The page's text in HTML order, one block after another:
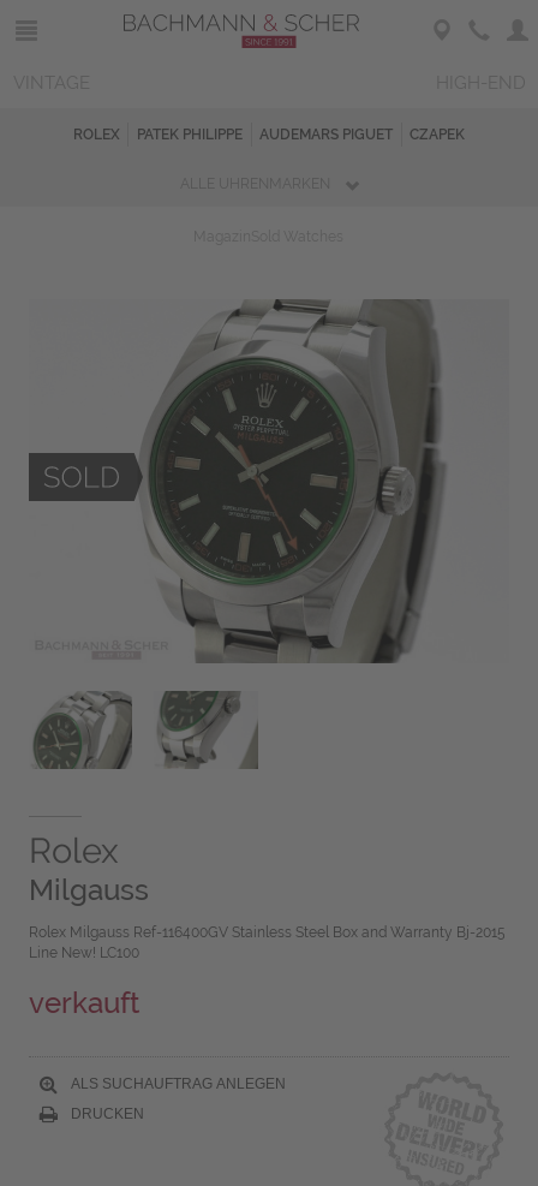
ROLEX PATEK PHILIPPE AUDEMARS PIGUET CZAPEK
Rolex
Milgauss
Rolex Milgauss Ref-116400GV Stainless Steel Box and Warranty Bj-2015
Line New! LC100
verkauft
ALS SUCHAUFTRAG ANLEGEN
DRUCKEN